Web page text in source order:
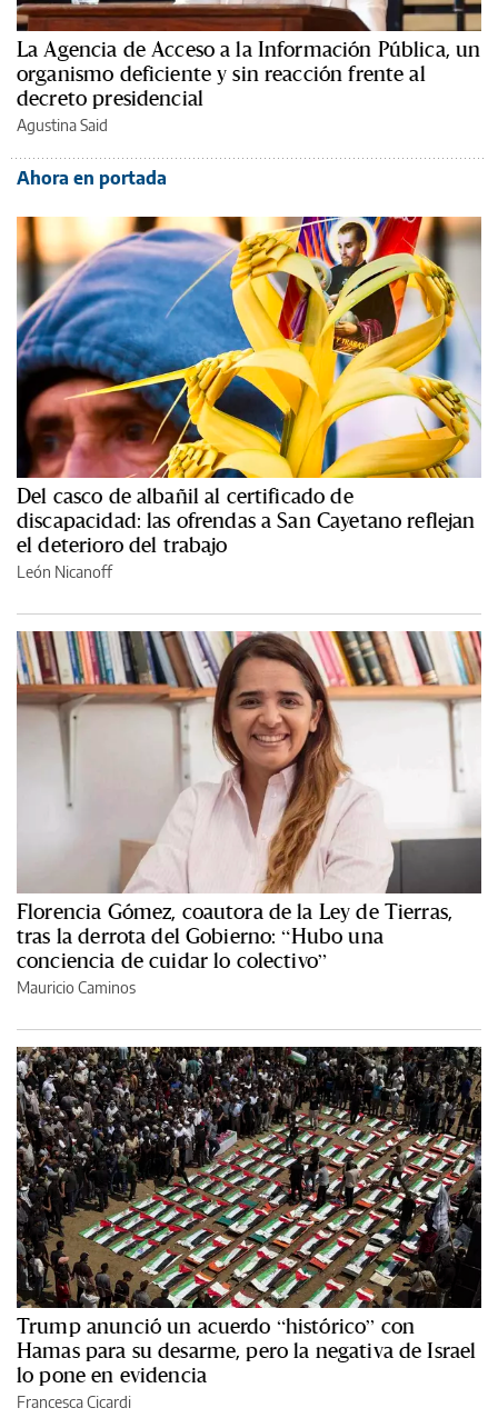
La Agencia de Acceso a la Información Pública, un
organismo deficiente y sin reacción frente al
decreto presidencial
Agustina Said
Ahora en portada
Del casco de albañil al certificado de
discapacidad: las ofrendas a San Cayetano reflejan
el deterioro del trabajo
León Nicanoff
Florencia Gómez, coautora de la Ley de Tierras,
tras la derrota del Gobierno: “Hubo una
conciencia de cuidar lo colectivo”
Mauricio Caminos
Trump anunció un acuerdo “histórico” con
Hamas para su desarme, pero la negativa de Israel
lo pone en evidencia
Francesca Cicardi